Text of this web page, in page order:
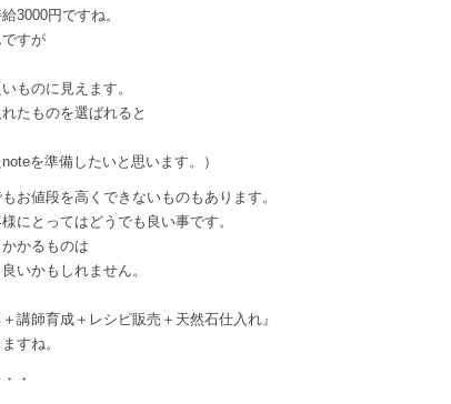
3000円ですね。
すが
ものに見えます。
たものを選ばれると
を準備したいと思います。）
お値段を高くできないものもあります。
にとってはどうでも良い事です。
かるものは
いかもしれません。
講師育成＋レシピ販売＋天然石仕入れ』
すね。
・